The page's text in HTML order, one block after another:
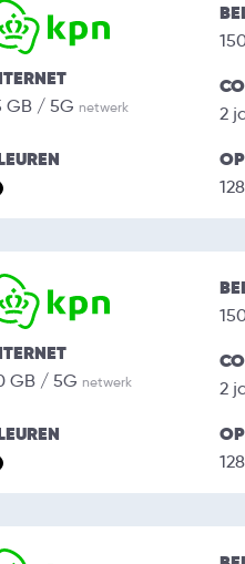
GB / 5G netwerk 2
GB / 5G netwerk 2